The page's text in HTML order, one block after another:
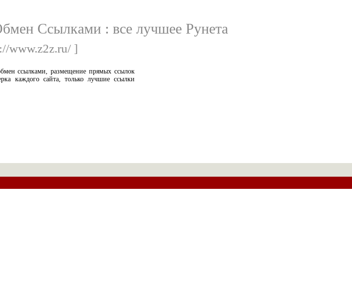
Ссылками : все лучшее Рунета
www.z2z.ru/ ]
ссылками, размещение прямых ссылок
каждого сайта, только лучшие ссылки